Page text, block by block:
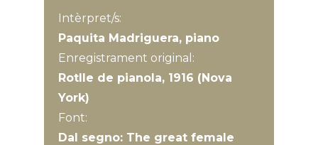
Intèrpret/s:
Paquita Madriguera, piano
Enregistrament original:
Rotlle de pianola, 1916 (Nova
York)
Font:
Dal segno: The great female